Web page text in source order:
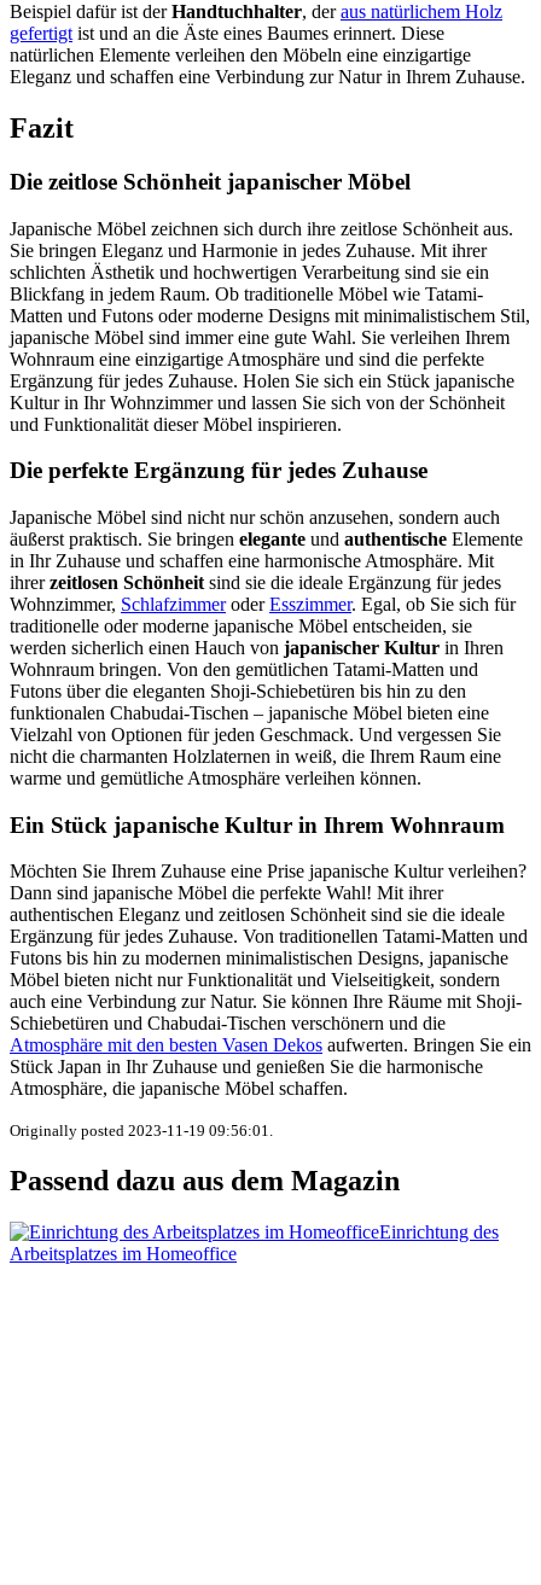
Beispiel dafür ist derHandtuchhalter, deraus natürlichem Holz
gefertigt ist und an die Äste eines Baumes erinnert. Diese
natürlichen Elemente verleihen den Möbeln eine einzigartige
Eleganz und schaffen eine Verbindung zur Natur in Ihrem Zuhause.
Fazit
Die zeitlose Schönheit japanischer Möbel
Japanische Möbel zeichnen sich durch ihre zeitlose Schönheit aus.
Sie bringen Eleganz und Harmonie in jedes Zuhause. Mit ihrer
schlichten Ästhetik und hochwertigen Verarbeitung sind sie ein
Blickfang in jedem Raum. Ob traditionelle Möbel wie Tatami-
Matten und Futons oder moderne Designs mit minimalistischem Stil,
japanische Möbel sind immer eine gute Wahl. Sie verleihen Ihrem
Wohnraum eine einzigartige Atmosphäre und sind die perfekte
Ergänzung für jedes Zuhause. Holen Sie sich ein Stück japanische
Kultur in Ihr Wohnzimmer und lassen Sie sich von der Schönheit
und Funktionalität dieser Möbel inspirieren.
Die perfekte Ergänzung für jedes Zuhause
Japanische Möbel sind nicht nur schön anzusehen, sondern auch
äußerst praktisch. Sie bringen elegante und authentische Elemente
in Ihr Zuhause und schaffen eine harmonische Atmosphäre. Mit
ihrerzeitlosen Schönheit sind sie die ideale Ergänzung für jedes
Wohnzimmer, SchlafzimmeroderEsszimmer. Egal, ob Sie sich für
traditionelle oder moderne japanische Möbel entscheiden, sie
werden sicherlich einen Hauch von japanischer Kultur in Ihren
Wohnraum bringen. Von den gemütlichen Tatami-Matten und
Futons über die eleganten Shoji-Schiebetüren bis hin zu den
funktionalen Chabudai-Tischen – japanische Möbel bieten eine
Vielzahl von Optionen für jeden Geschmack. Und vergessen Sie
nicht die charmanten Holzlaternen in weiß, die Ihrem Raum eine
warme und gemütliche Atmosphäre verleihen können.
Ein Stück japanische Kultur in Ihrem Wohnraum
Möchten Sie Ihrem Zuhause eine Prise japanische Kultur verleihen?
Dann sind japanische Möbel die perfekte Wahl! Mit ihrer
authentischen Eleganz und zeitlosen Schönheit sind sie die ideale
Ergänzung für jedes Zuhause. Von traditionellen Tatami-Matten und
Futons bis hin zu modernen minimalistischen Designs, japanische
Möbel bieten nicht nur Funktionalität und Vielseitigkeit, sondern
auch eine Verbindung zur Natur. Sie können Ihre Räume mit Shoji-
Schiebetüren und Chabudai-Tischen verschönern und die
Atmosphäre mit den besten Vasen Dekos aufwerten. Bringen Sie ein
Stück Japan in Ihr Zuhause und genießen Sie die harmonische
Atmosphäre, die japanische Möbel schaffen.
Originally posted 2023-11-19 09:56:01.
Passend dazu aus dem Magazin
Einrichtung des
Arbeitsplatzes im Homeoffice